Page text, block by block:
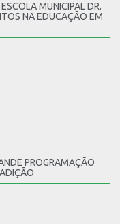
MUNICIPAL DR.
NA EDUCAÇÃO EM
PROGRAMAÇÃO